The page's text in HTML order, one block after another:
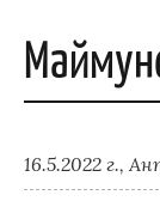
16.5.2022 г.,